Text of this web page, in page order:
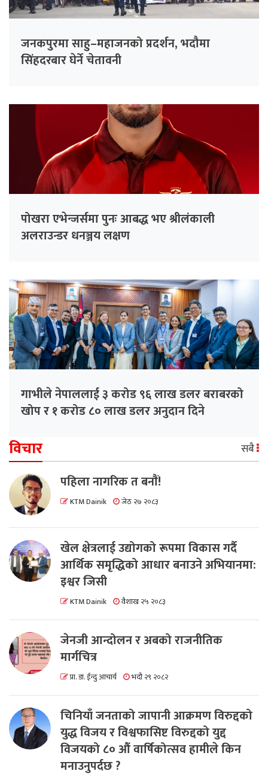
जनकपुरमा साहु–महाजनको प्रदर्शन, भदौमा
सिंहदरबार घेर्ने चेतावनी
पोखरा एभेन्जर्समा पुनः आबद्ध भए श्रीलंकाली
अलराउन्डर धनञ्जय लक्षण
गाभीले नेपाललाई ३ करोड ९६ लाख डलर बराबरको
खोप र १ करोड ८० लाख डलर अनुदान दिने
विचार सबै
पहिला नागरिक त बनाैं!
KTM Dainik जेठ २७ २०८३
खेल क्षेत्रलाई उद्योगको रूपमा विकास गर्दै
आर्थिक समृद्धिको आधार बनाउने अभियानमा:
इश्वर जिसी
KTM Dainik वैशाख २५ २०८३
जेनजी आन्दोलन र अबको राजनीतिक
मार्गचित्र
प्रा. डा. ईन्दु आचार्य भदौ २९ २०८२
चिनियाँ जनताको जापानी आक्रमण विरुद्दको
युद्ध विजय र विश्वफासिष्ट विरुद्दको युद्द
विजयको ८० औं वार्षिकोत्सव हामीले किन
मनाउनुपर्दछ ?